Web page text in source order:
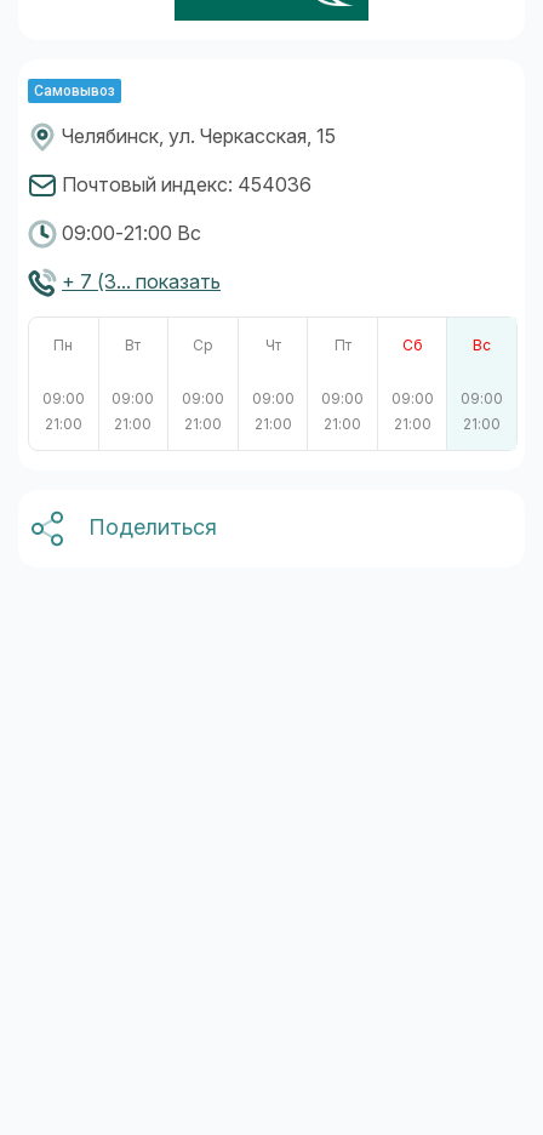
Самовывоз
Челябинск, ул. Черкасская, 15
Почтовый индекс: 454036
09:00-21:00 Вс
+ 7 (3... показать
Пн
09:00
21:00
Вт
09:00
21:00
Ср
09:00
21:00
Чт
09:00
21:00
Пт
09:00
21:00
Сб
09:00
21:00
Вс
09:00
21:00
Поделиться